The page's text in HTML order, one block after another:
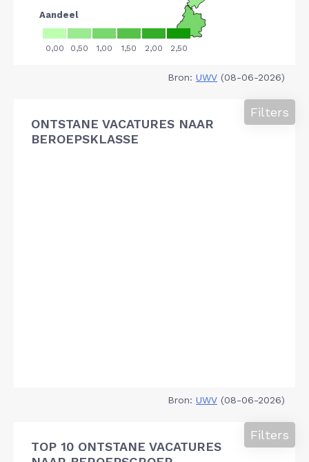
Bron: UWV (08-06-2026)
ONTSTANE VACATURES NAAR
BEROEPSKLASSE
Filters
Bron: UWV (08-06-2026)
TOP 10 ONTSTANE VACATURES
Filters